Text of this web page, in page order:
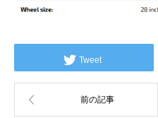
Tweet